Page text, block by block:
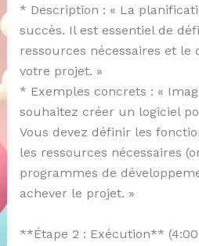
* Description : « La
succès. Il est essentiel de
ressources nécessaires et le
votre projet. »
* Exemples concrets : «
souhaitez créer un logiciel
Vous devez définir les
les ressources nécessaires
programmes de
achever le projet. »
**Étape 2 : Exécution**